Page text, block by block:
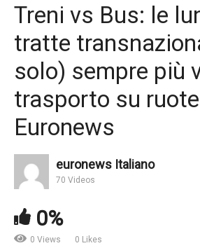
Jack Ma. Tre perle di saggezza dal
Treni vs Bus: le
tratte
solo) sempre più
trasporto su
Euronews
euronews Italiano
70 Videos
0%
0 Views 0 Likes